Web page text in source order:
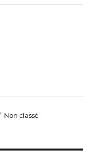
Catégories
Non classé